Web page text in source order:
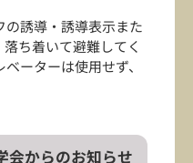
の誘導・誘導表示また
ち着いて避難してく
ーターは使用せず、
会からのお知らせ